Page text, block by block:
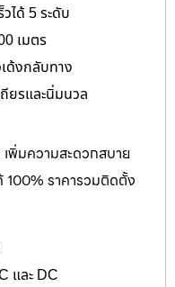
ได้ 5 ระดับ
เมตร
ด้งกลับทาง
ยรและนิ่มนวล
พิ่มความสะดวกสบาย
100% ราคารวมติดตั้ง
และ DC